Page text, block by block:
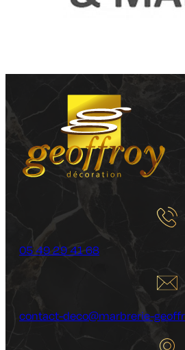
05 49 29 41 68
contact-deco@marbrerie-